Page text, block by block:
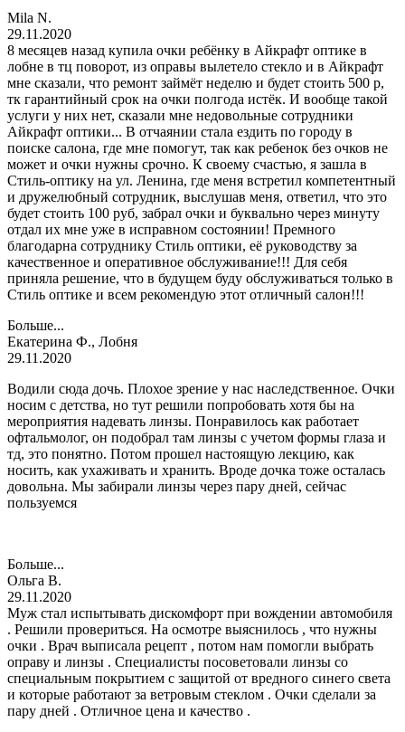
Mila N.
29.11.2020
8 месяцев назад купила очки ребёнку в Айкрафт оптике в
лобне в тц поворот, из оправы вылетело стекло и в Айкрафт
мне сказали, что ремонт займёт неделю и будет стоить 500 р,
тк гарантийный срок на очки полгода истёк. И вообще такой
услуги у них нет, сказали мне недовольные сотрудники
Айкрафт оптики... В отчаянии стала ездить по городу в
поиске салона, где мне помогут, так как ребенок без очков не
может и очки нужны срочно. К своему счастью, я зашла в
Стиль-оптику на ул. Ленина, где меня встретил компетентный
и дружелюбный сотрудник, выслушав меня, ответил, что это
будет стоить 100 руб, забрал очки и буквально через минуту
отдал их мне уже в исправном состоянии! Премного
благодарна сотруднику Стиль оптики, её руководству за
качественное и оперативное обслуживание!!! Для себя
приняла решение, что в будущем буду обслуживаться только в
Стиль оптике и всем рекомендую этот отличный салон!!!
Больше...
Екатерина Ф., Лобня
29.11.2020
Водили сюда дочь. Плохое зрение у нас наследственное. Очки
носим с детства, но тут решили попробовать хотя бы на
мероприятия надевать линзы. Понравилось как работает
офтальмолог, он подобрал там линзы с учетом формы глаза и
тд, это понятно. Потом прошел настоящую лекцию, как
носить, как ухаживать и хранить. Вроде дочка тоже осталась
довольна. Мы забирали линзы через пару дней, сейчас
пользуемся
Больше...
Ольга В.
29.11.2020
Муж стал испытывать дискомфорт при вождении автомобиля
. Решили провериться. На осмотре выяснилось , что нужны
очки . Врач выписала рецепт , потом нам помогли выбрать
оправу и линзы . Специалисты посоветовали линзы со
специальным покрытием с защитой от вредного синего света
и которые работают за ветровым стеклом . Очки сделали за
пару дней . Отличное цена и качество .